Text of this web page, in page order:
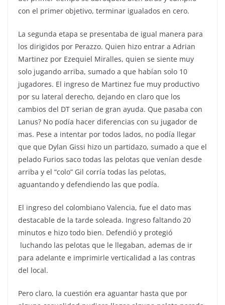
con el primer objetivo, terminar igualados en cero.
La segunda etapa se presentaba de igual manera para
los dirigidos por Perazzo. Quien hizo entrar a Adrian
Martinez por Ezequiel Miralles, quien se siente muy
solo jugando arriba, sumado a que habían solo 10
jugadores. El ingreso de Martinez fue muy productivo
por su lateral derecho, dejando en claro que los
cambios del DT serian de gran ayuda. Que pasaba con
Lanus? No podía hacer diferencias con su jugador de
mas. Pese a intentar por todos lados, no podía llegar
que que Dylan Gissi hizo un partidazo, sumado a que el
pelado Furios saco todas las pelotas que venían desde
arriba y el “colo” Gil corría todas las pelotas,
aguantando y defendiendo las que podía.
El ingreso del colombiano Valencia, fue el dato mas
destacable de la tarde soleada. Ingreso faltando 20
minutos e hizo todo bien. Defendió y protegió
luchando las pelotas que le llegaban, ademas de ir
para adelante e imprimirle verticalidad a las contras
del local.
Pero claro, la cuestión era aguantar hasta que por